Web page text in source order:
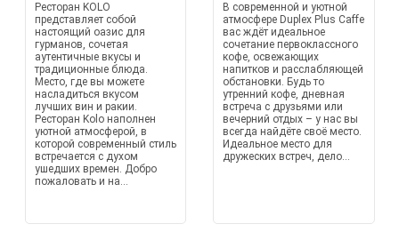
Ресторан KOLO
представляет собой
настоящий оазис для
гурманов, сочетая
аутентичные вкусы и
традиционные блюда.
Место, где вы можете
насладиться вкусом
лучших вин и ракии.
Ресторан Kolo наполнен
уютной атмосферой, в
которой современный стиль
встречается с духом
ушедших времен. Добро
пожаловать и на...
В современной и уютной
атмосфере Duplex Plus Caffe
вас ждёт идеальное
сочетание первоклассного
кофе, освежающих
напитков и расслабляющей
обстановки. Будь то
утренний кофе, дневная
встреча с друзьями или
вечерний отдых – у нас вы
всегда найдёте своё место.
Идеальное место для
дружеских встреч, дело...